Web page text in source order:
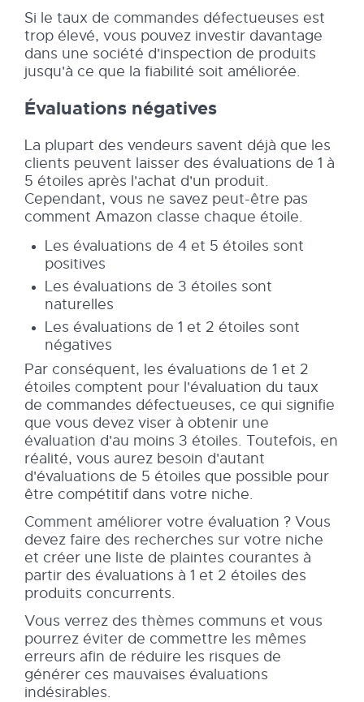
Si le taux de commandes défectueuses est
trop élevé, vous pouvez investir davantage
dans une société d'inspection de produits
jusqu'à ce que la fiabilité soit améliorée.
Évaluations négatives
La plupart des vendeurs savent déjà que les
clients peuvent laisser des évaluations de 1 à
5 étoiles après l'achat d'un produit.
Cependant, vous ne savez peut-être pas
comment Amazon classe chaque étoile.
Les évaluations de 4 et 5 étoiles sont
positives
Les évaluations de 3 étoiles sont
naturelles
Les évaluations de 1 et 2 étoiles sont
négatives
Par conséquent, les évaluations de 1 et 2
étoiles comptent pour l'évaluation du taux
de commandes défectueuses, ce qui signifie
que vous devez viser à obtenir une
évaluation d'au moins 3 étoiles. Toutefois, en
réalité, vous aurez besoin d'autant
d'évaluations de 5 étoiles que possible pour
être compétitif dans votre niche.
Comment améliorer votre évaluation ? Vous
devez faire des recherches sur votre niche
et créer une liste de plaintes courantes à
partir des évaluations à 1 et 2 étoiles des
produits concurrents.
Vous verrez des thèmes communs et vous
pourrez éviter de commettre les mêmes
erreurs afin de réduire les risques de
générer ces mauvaises évaluations
indésirables.